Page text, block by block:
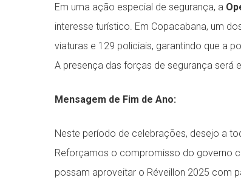
Em uma ação especial de segurança, a
interesse turístico. Em Copacabana, um
viaturas e 129 policiais, garantindo que a
A presença das forças de segurança será
Mensagem de Fim de Ano:
Neste período de celebrações, desejo a
Reforçamos o compromisso do governo
possam aproveitar o Réveillon 2025 com